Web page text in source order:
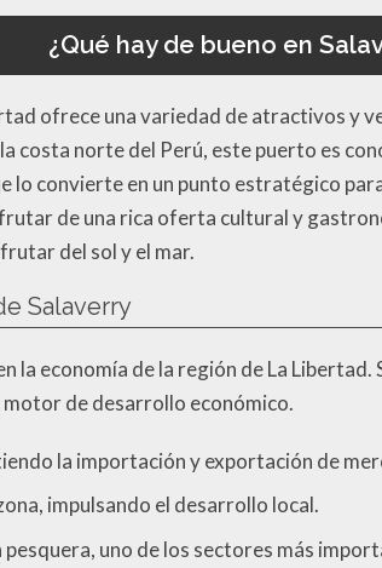
¿Qué hay de bueno en
ofrece una variedad de atractivos y
costa norte del Perú, este puerto es
lo convierte en un punto estratégico
de una rica oferta cultural y
del sol y el mar.
Salaverry
la economía de la región de La
de desarrollo económico.
la importación y exportación de
impulsando el desarrollo local.
uno de los sectores más